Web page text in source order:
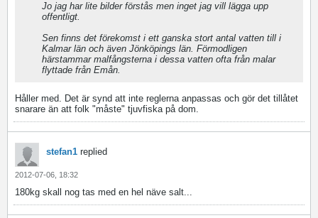
Jo jag har lite bilder förstås men inget jag vill lägga upp
offentligt.
Sen finns det förekomst i ett ganska stort antal vatten till i
Kalmar län och även Jönköpings län. Förmodligen
härstammar malfångsterna i dessa vatten ofta från malar
flyttade från Emån.
Håller med. Det är synd att inte reglerna anpassas och gör det tillåtet
snarare än att folk "måste" tjuvfiska på dom.
stefan1 replied
2012-07-06, 18:32
180kg skall nog tas med en hel näve salt...